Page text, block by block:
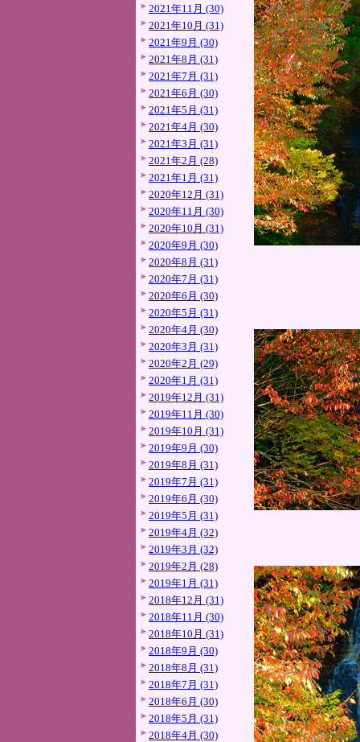
2021年11月 (30)
2021年10月 (31)
2021年9月 (30)
2021年8月 (31)
2021年7月 (31)
2021年6月 (30)
2021年5月 (31)
2021年4月 (30)
2021年3月 (31)
2021年2月 (28)
2021年1月 (31)
2020年12月 (31)
2020年11月 (30)
2020年10月 (31)
2020年9月 (30)
2020年8月 (31)
2020年7月 (31)
2020年6月 (30)
2020年5月 (31)
2020年4月 (30)
2020年3月 (31)
2020年2月 (29)
2020年1月 (31)
2019年12月 (31)
2019年11月 (30)
2019年10月 (31)
2019年9月 (30)
2019年8月 (31)
2019年7月 (31)
2019年6月 (30)
2019年5月 (31)
2019年4月 (32)
2019年3月 (32)
2019年2月 (28)
2019年1月 (31)
2018年12月 (31)
2018年11月 (30)
2018年10月 (31)
2018年9月 (30)
2018年8月 (31)
2018年7月 (31)
2018年6月 (30)
2018年5月 (31)
2018年4月 (30)